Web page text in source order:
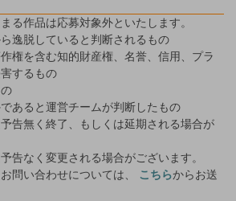
る作品は応募対象外といたします。
逸脱していると判断されるもの
権を含む知的財産権、名誉、信用、プラ
するもの
あると運営チームが判断したもの
告無く終了、もしくは延期される場合が
告なく変更される場合がございます。
問い合わせについては、 こちらからお送